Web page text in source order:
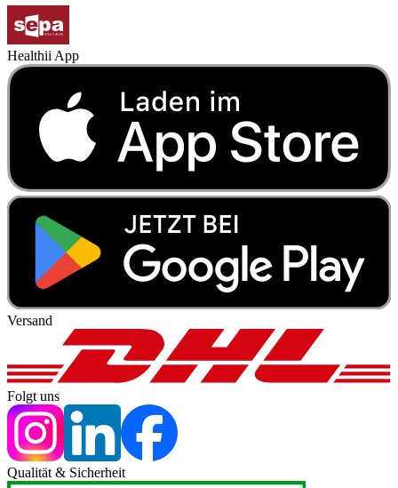
Healthii App
Versand
Folgt uns
Qualität & Sicherheit